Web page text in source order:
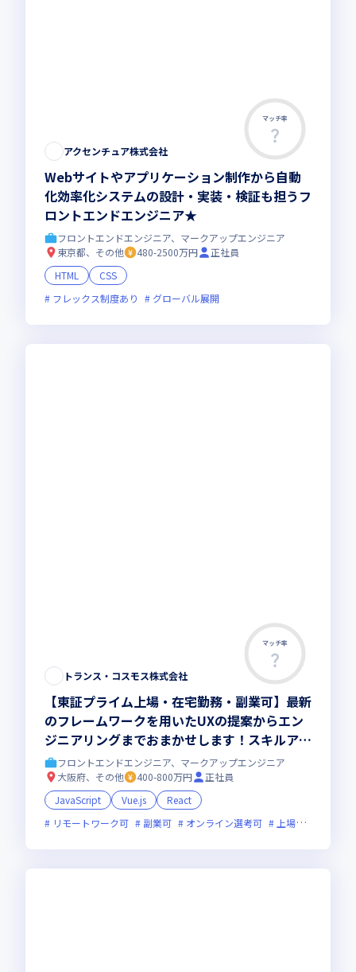
マッチ率
アクセンチュア株式会社
Webサイトやアプリケーション制作から自動
化効率化システムの設計・実装・検証も担うフ
ロントエンドエンジニア★
フロントエンドエンジニア、マークアップエンジニア
東京都、その他
480-2500万円
正社員
HTML
CSS
フレックス制度あり
グローバル展開
マッチ率
トランス・コスモス株式会社
【東証プライム上場・在宅勤務・副業可】最新
のフレームワークを用いたUXの提案からエン
ジニアリングまでおまかせします！スキルアッ
プ体制も充実の弊社で市場価値の高いエンジニ
アを目指しませんか？
フロントエンドエンジニア、マークアップエンジニア
大阪府、その他
400-800万円
正社員
JavaScript
Vue.js
React
リモートワーク可
副業可 オンライン選考可 上場企業